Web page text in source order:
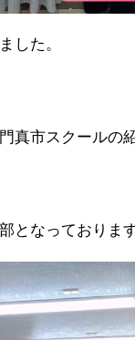
した。
真市スクールの
となっております